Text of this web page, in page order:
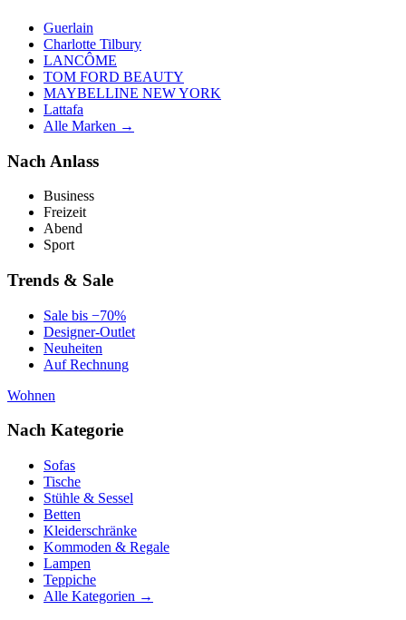
Guerlain
Charlotte Tilbury
LANCÔME
TOM FORD BEAUTY
MAYBELLINE NEW YORK
Lattafa
Alle Marken →
Nach Anlass
Business
Freizeit
Abend
Sport
Trends & Sale
Sale bis −70%
Designer-Outlet
Neuheiten
Auf Rechnung
Wohnen
Nach Kategorie
Sofas
Tische
Stühle & Sessel
Betten
Kleiderschränke
Kommoden & Regale
Lampen
Teppiche
Alle Kategorien →